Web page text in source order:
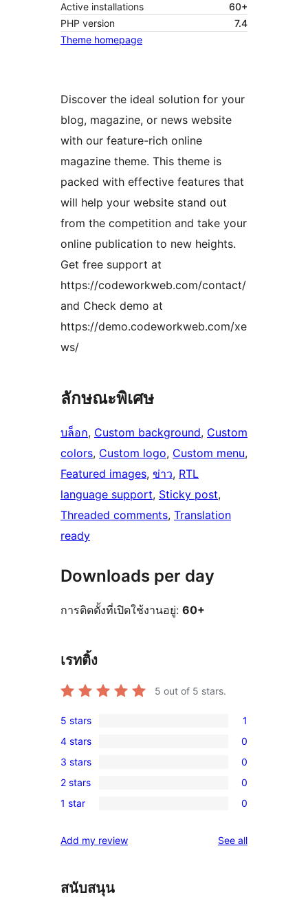
Active installations
60+
PHP version
7.4
Theme homepage
Discover the ideal solution for your
blog, magazine, or news website
with our feature-rich online
magazine theme. This theme is
packed with effective features that
will help your website stand out
from the competition and take your
online publication to new heights.
Get free support at
https://codeworkweb.com/contact/
and Check demo at
https://demo.codeworkweb.com/xe
ws/
ลักษณะพิเศษ
บล็อก, Custom background, Custom
colors, Custom logo, Custom menu
Featured images, ข่าว, RTL
language support, Sticky post
Threaded comments, Translation
ready
Downloads per day
การติดตั้งที่เปิดใช้งานอยู่: 60+
เรทติ้ง
5 out of 5 stars.
1
5-
star
review
5 stars 1
0
4-
star
reviews
4 stars 0
0
3-
star
3 stars 0
0
2-
reviews
2 stars 0
0
star
1 star 0
Add my review See allreviews
สนับสนุน